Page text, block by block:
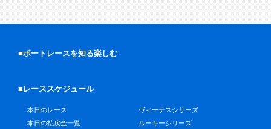
■ボートレースを知る楽しむ
■レーススケジュール
本日のレース
本日の払戻金一覧
ヴィーナスシリーズ
ルーキーシリーズ